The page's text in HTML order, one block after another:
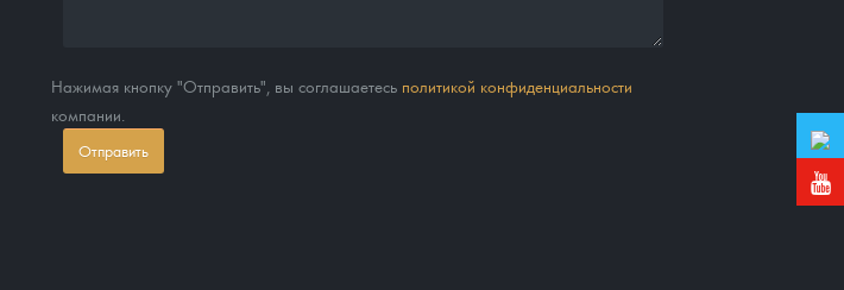
Нажимая кнопку "Отправить", вы соглашаетесь политикой конфиденциальности
компании.
Отправить